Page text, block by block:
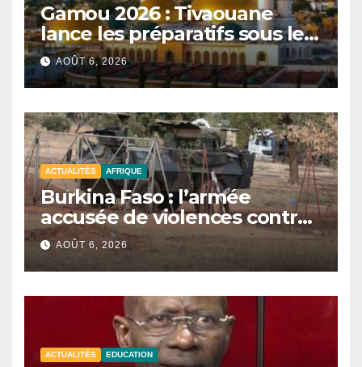
Gamou 2026 : Tivaouane
lance les préparatifs sous le
signe de l’unité et du Tawhid.
AOÛT 6, 2026
ACTUALITÉS AFRIQUE
Burkina Faso : l’armée
accusée de violences contre
des civils après une attaque
jihadiste.
AOÛT 6, 2026
ACTUALITÉS EDUCATION